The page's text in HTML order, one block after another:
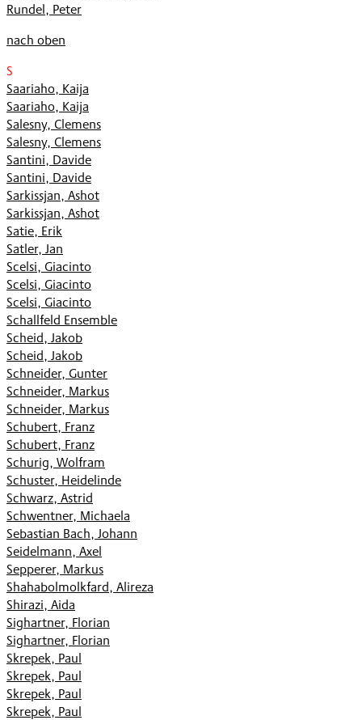
Rundel, Peter
nach oben
S
Saariaho, Kaija
Saariaho, Kaija
Salesny, Clemens
Salesny, Clemens
Santini, Davide
Santini, Davide
Sarkissjan, Ashot
Sarkissjan, Ashot
Satie, Erik
Satler, Jan
Scelsi, Giacinto
Scelsi, Giacinto
Scelsi, Giacinto
Schallfeld Ensemble
Scheid, Jakob
Scheid, Jakob
Schneider, Gunter
Schneider, Markus
Schneider, Markus
Schubert, Franz
Schubert, Franz
Schurig, Wolfram
Schuster, Heidelinde
Schwarz, Astrid
Schwentner, Michaela
Sebastian Bach, Johann
Seidelmann, Axel
Sepperer, Markus
Shahabolmolkfard, Alireza
Shirazi, Aida
Sighartner, Florian
Sighartner, Florian
Skrepek, Paul
Skrepek, Paul
Skrepek, Paul
Skrepek, Paul